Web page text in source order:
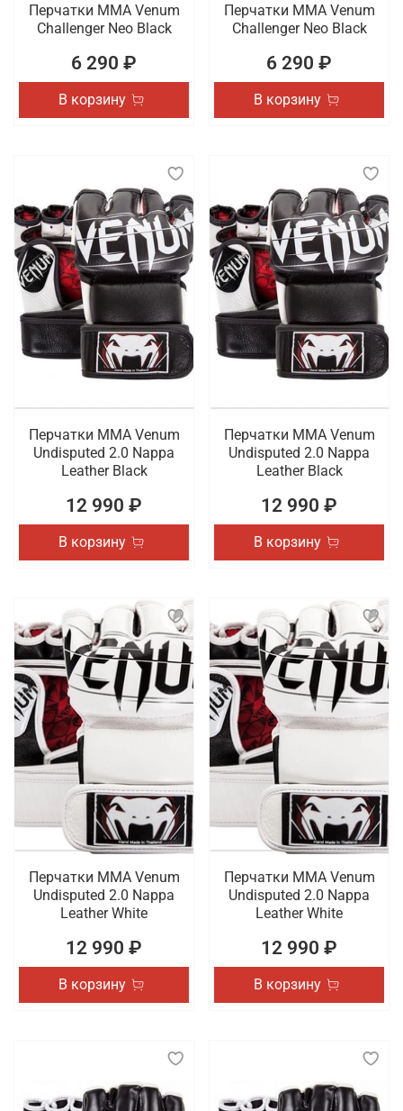
Перчатки ММА Venum
Challenger Neo Black
6 290 ₽
В корзину
Перчатки ММА Venum
Challenger Neo Black
6 290 ₽
В корзину
Перчатки ММА Venum
Undisputed 2.0 Nappa
Leather Black
12 990 ₽
В корзину
Перчатки ММА Venum
Undisputed 2.0 Nappa
Leather Black
12 990 ₽
В корзину
Перчатки ММА Venum
Undisputed 2.0 Nappa
Leather White
12 990 ₽
В корзину
Перчатки ММА Venum
Undisputed 2.0 Nappa
Leather White
12 990 ₽
В корзину